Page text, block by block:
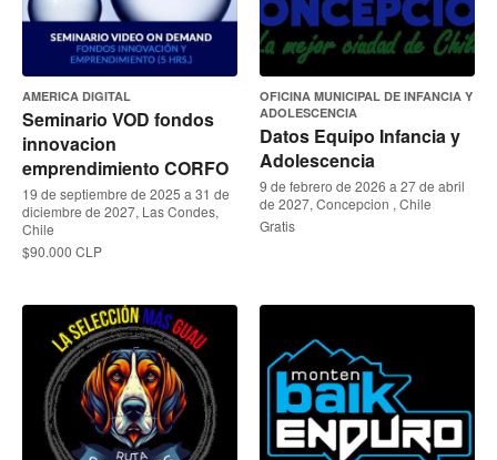
AMERICA DIGITAL
Seminario VOD fondos
innovacion
emprendimiento CORFO
19 de septiembre de 2025 a 31 de
diciembre de 2027, Las Condes,
Chile
$90.000 CLP
OFICINA MUNICIPAL DE INFANCIA Y
ADOLESCENCIA
Datos Equipo Infancia y
Adolescencia
9 de febrero de 2026 a 27 de abril
de 2027, Concepcion , Chile
Gratis